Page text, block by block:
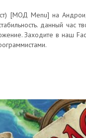
[МОД Menu] на
данный
Заходите в наш